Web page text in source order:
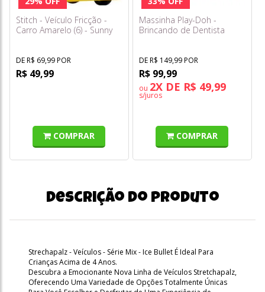
Stitch - Veículo Fricção -
Carro Amarelo (6) - Sunny
DE R$ 69,99 POR
R$ 49,99
COMPRAR
Massinha Play-Doh -
Brincando de Dentista
DE R$ 149,99 POR
R$ 99,99
ou 2X DE R$ 49,99
s/juros
COMPRAR
Descrição do produto
Strechapalz - Veículos - Série Mix - Ice Bullet É Ideal Para
Crianças Acima de 4 Anos.
Descubra a Emocionante Nova Linha de Veículos Stretchapalz,
Oferecendo Uma Variedade de Opções Totalmente Únicas